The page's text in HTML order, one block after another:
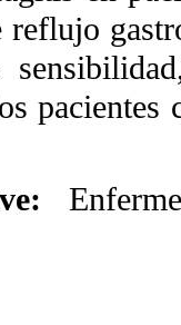
reflujo
pacientes